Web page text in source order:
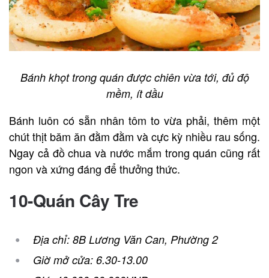
Bánh khọt trong quán được chiên vừa tới, đủ độ
mềm, ít dầu
Bánh luôn có sẵn nhân tôm to vừa phải, thêm một
chút thịt băm ăn đằm đằm và cực kỳ nhiều rau sống.
Ngay cả đồ chua và nước mắm trong quán cũng rất
ngon và xứng đáng để thưởng thức.
10-Quán Cây Tre
Địa chỉ: 8B Lương Văn Can, Phường 2
Giờ mở cửa: 6.30-13.00